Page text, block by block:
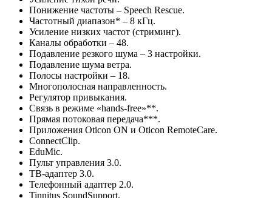
Понижение частоты – Speech Rescue.
Частотный диапазон* – 8 кГц.
Усиление низких частот (стриминг).
Каналы обработки – 48.
Подавление резкого шума – 3 настройки.
Подавление шума ветра.
Полосы настройки – 18.
Многополосная направленность.
Регулятор привыкания.
Связь в режиме «hands-free»**.
Прямая потоковая передача***.
Приложения Oticon ON и Oticon RemoteCare.
ConnectClip.
EduMic.
Пульт управления 3.0.
ТВ-адаптер 3.0.
Телефонный адаптер 2.0.
Tinnitus SoundSupport.